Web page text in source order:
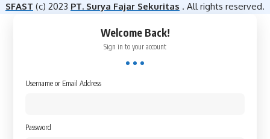
SFAST (c) 2023 PT. Surya Fajar Sekuritas . All rights reserved.
Welcome Back!
Sign in to your account
Username or Email Address
Password